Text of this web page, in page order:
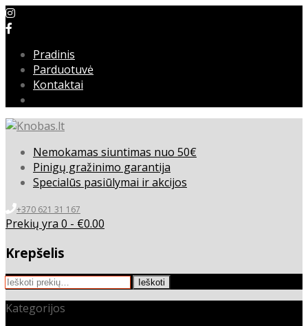
Pradinis
Parduotuvė
Kontaktai
Nemokamas siuntimas nuo 50€
Pinigų gražinimo garantija
Specialūs pasiūlymai ir akcijos
+370 621 31 167
Prekių yra 0 - €0.00
Krepšelis
Ieškoti: Ieškoti
Kategorijos